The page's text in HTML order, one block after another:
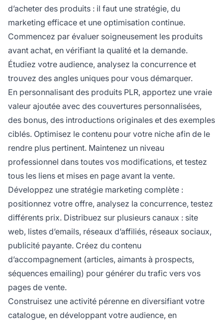
d’acheter des produits : il faut une stratégie, du
marketing efficace et une optimisation continue.
Commencez par évaluer soigneusement les produits
avant achat, en vérifiant la qualité et la demande.
Étudiez votre audience, analysez la concurrence et
trouvez des angles uniques pour vous démarquer.
En personnalisant des produits PLR, apportez une vraie
valeur ajoutée avec des couvertures personnalisées,
des bonus, des introductions originales et des exemples
ciblés. Optimisez le contenu pour votre niche afin de le
rendre plus pertinent. Maintenez un niveau
professionnel dans toutes vos modifications, et testez
tous les liens et mises en page avant la vente.
Développez une stratégie marketing complète :
positionnez votre offre, analysez la concurrence, testez
différents prix. Distribuez sur plusieurs canaux : site
web, listes d’emails, réseaux d’affiliés, réseaux sociaux,
publicité payante. Créez du contenu
d’accompagnement (articles, aimants à prospects,
séquences emailing) pour générer du trafic vers vos
pages de vente.
Construisez une activité pérenne en diversifiant votre
catalogue, en développant votre audience, en